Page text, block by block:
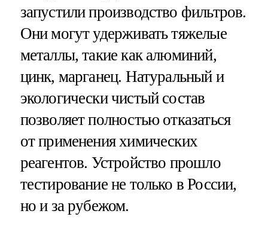
запустили производство фильтров.
Они могут удерживать тяжелые
металлы, такие как алюминий,
цинк, марганец. Натуральный и
экологически чистый состав
позволяет полностью отказаться
от применения химических
реагентов. Устройство прошло
тестирование не только в России,
но и за рубежом.